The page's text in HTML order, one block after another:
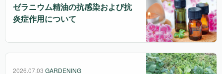
ゼラニウム精油の抗感染および抗
炎症作用について
2026.07.03 GARDENING